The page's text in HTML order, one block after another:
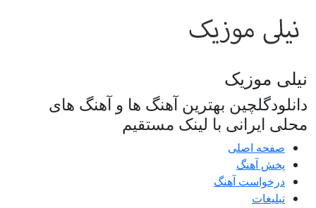
نیلی موزیک
دانلودگلچین بهترین آهنگ ها و آهنگ های
محلی ایرانی با لینک مستقیم
صفحه اصلی
پخش آهنگ
درخواست آهنگ
تبلیغات